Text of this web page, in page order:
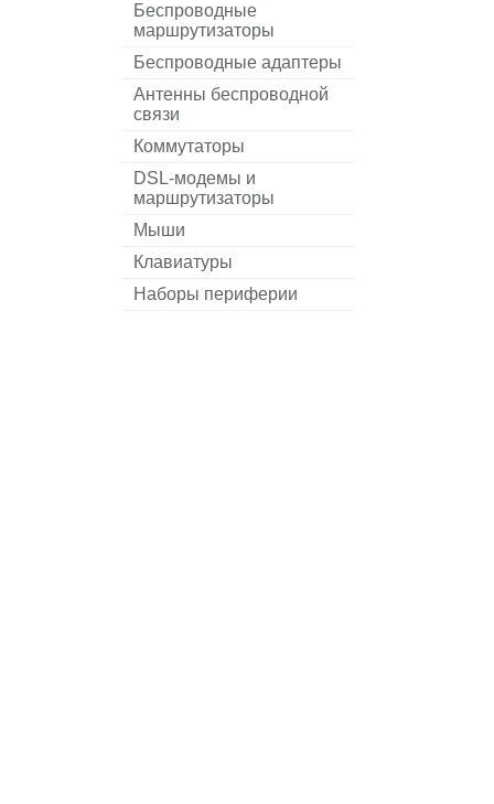
Беспроводные
маршрутизаторы
Беспроводные адаптеры
Антенны беспроводной
связи
Коммутаторы
DSL-модемы и
маршрутизаторы
Мыши
Клавиатуры
Наборы периферии